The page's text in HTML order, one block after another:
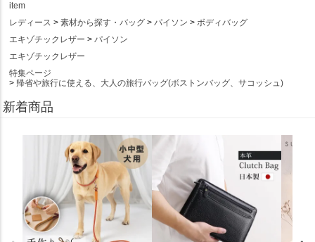
item
レディース
素材から探す・バッグ パイソン
ボディバッグ
エキゾチックレザー
パイソン
エキゾチックレザー
特集ページ
帰省や旅行に使える、大人の旅行バッグ(ボストンバッグ、サコッシュ)
新着商品